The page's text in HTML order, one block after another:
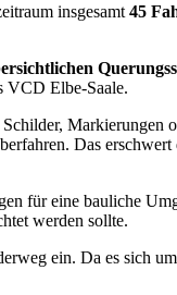
insgesamt 45
VCD Elbe-Saale.
Markierungen
Das
für eine bauliche
werden sollte.
ein. Da es sich